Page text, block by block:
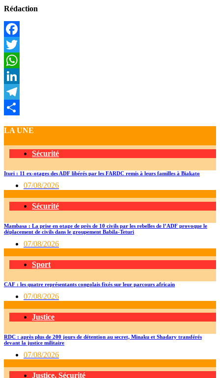
Rédaction
Facebook
Twitter
WhatsApp
LinkedIn
Telegram
LA UNE
Sécurité
Ituri : 11 ex-otages des ADF libérés par les FARDC remis à leurs familles à Biakato
07/08/2026
Sécurité
Mambasa : La prise en otage de près de 10 civils par les rebelles de l’ADF provoque le
déplacement de civils dans le groupement Babila-Teturi
07/08/2026
Sport
CAF : les quatre représentants congolais fixés sur leur parcours africain
07/08/2026
Justice
RDC : après plus de 200 jours de détention au secret, Minaku et Shadary transférés
devant la justice militaire
07/08/2026
Justice, Sécurité